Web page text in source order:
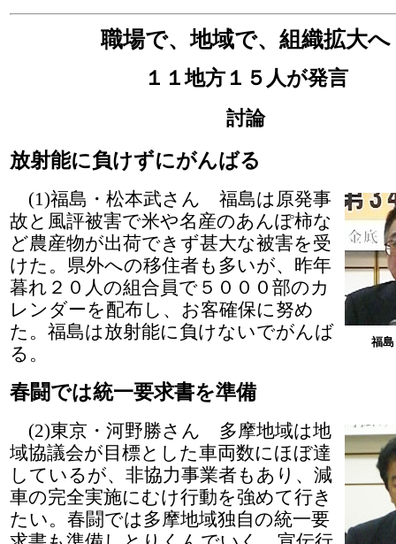
職場で、地域で、組織拡大へ
１１地方１５人が発言
討論
放射能に負けずにがんばる
福
(1)福島・松本武さん 福島は原発事
故と風評被害で米や名産のあんぽ柿な
ど農産物が出荷できず甚大な被害を受
けた。県外への移住者も多いが、昨年
暮れ２０人の組合員で５０００部のカ
レンダーを配布し、お客確保に努め
た。福島は放射能に負けないでがんば
る。
春闘では統一要求書を準備
(2)東京・河野勝さん 多摩地域は地
域協議会が目標とした車両数にほぼ達
しているが、非協力事業者もあり、減
車の完全実施にむけ行動を強めて行き
たい。春闘では多摩地域独自の統一要